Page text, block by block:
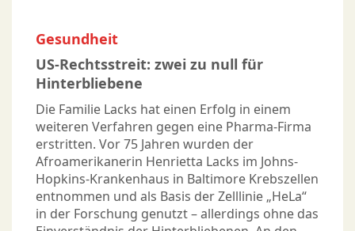
Gesundheit
US-Rechtsstreit: zwei zu null für
Hinterbliebene
Die Familie Lacks hat einen Erfolg in einem
weiteren Verfahren gegen eine Pharma-Firma
erstritten. Vor 75 Jahren wurden der
Afroamerikanerin Henrietta Lacks im Johns-
Hopkins-Krankenhaus in Baltimore Krebszellen
entnommen und als Basis der Zelllinie „HeLa“
in der Forschung genutzt – allerdings ohne das